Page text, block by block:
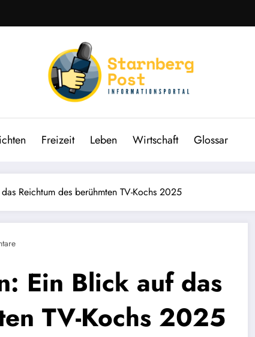
Freizeit Leben Wirtschaft Glossar
Reichtum des berühmten TV-Kochs 2025
Ein Blick auf das
TV-Kochs 2025